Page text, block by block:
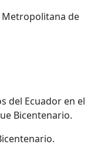
Metropolitana de
del Ecuador en el
Bicentenario.